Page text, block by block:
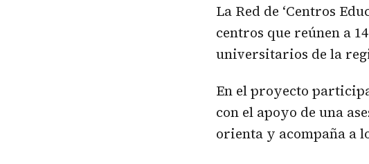
La Red de ‘Centros
centros que reúnen a
universitarios de la
En el proyecto
con el apoyo de una
orienta y acompaña a